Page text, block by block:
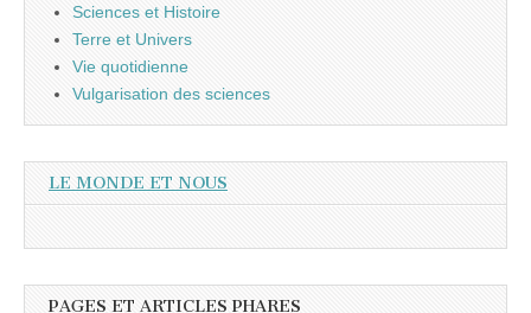
Sciences et Histoire
Terre et Univers
Vie quotidienne
Vulgarisation des sciences
LE MONDE ET NOUS
PAGES ET ARTICLES PHARES